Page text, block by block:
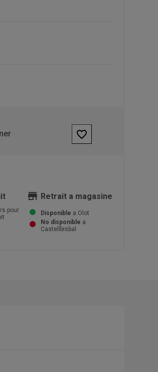
favorite_border
pour
store Retrait a magasine
Disponible a Olot
No disponible a
Castellbisbal